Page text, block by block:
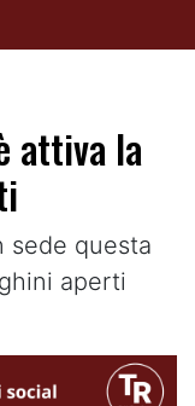
attiva la
sede questa
aperti